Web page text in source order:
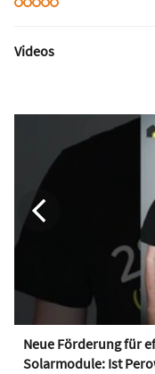
Videos
Neue Förderung für
Solarmodule: Ist